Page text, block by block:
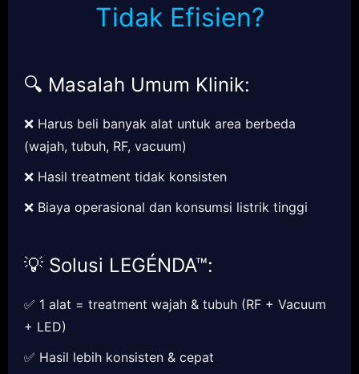
Tidak Efisien?
🔍 Masalah Umum Klinik:
❌ Harus beli banyak alat untuk area berbeda
(wajah, tubuh, RF, vacuum)
❌ Hasil treatment tidak konsisten
❌ Biaya operasional dan konsumsi listrik tinggi
💡 Solusi LEGÉNDA™:
✅ 1 alat = treatment wajah & tubuh (RF + Vacuum
+ LED)
✅ Hasil lebih konsisten & cepat